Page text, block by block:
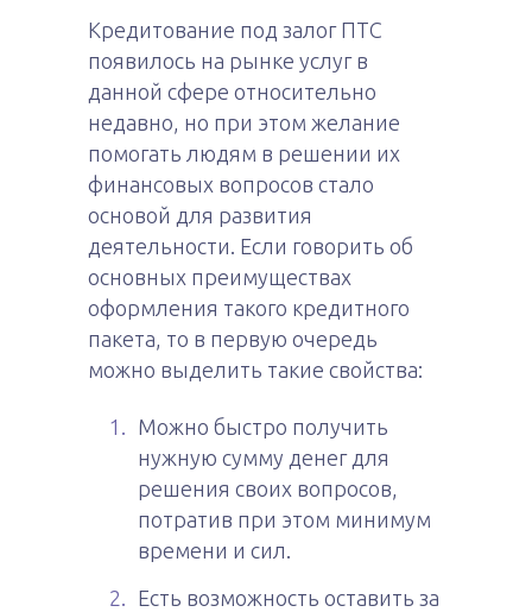
Кредитование под залог ПТС
появилось на рынке услуг в
данной сфере относительно
недавно, но при этом желание
помогать людям в решении их
финансовых вопросов стало
основой для развития
деятельности. Если говорить об
основных преимуществах
оформления такого кредитного
пакета, то в первую очередь
можно выделить такие свойства:
Можно быстро получить
нужную сумму денег для
решения своих вопросов,
потратив при этом минимум
времени и сил.
Есть возможность оставить за